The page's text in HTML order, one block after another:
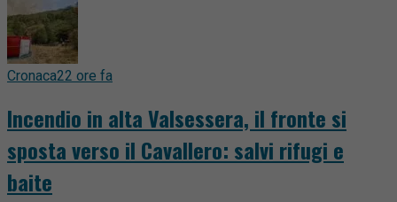
Cronaca22 ore fa
Incendio in alta Valsessera, il fronte si
sposta verso il Cavallero: salvi rifugi e
baite